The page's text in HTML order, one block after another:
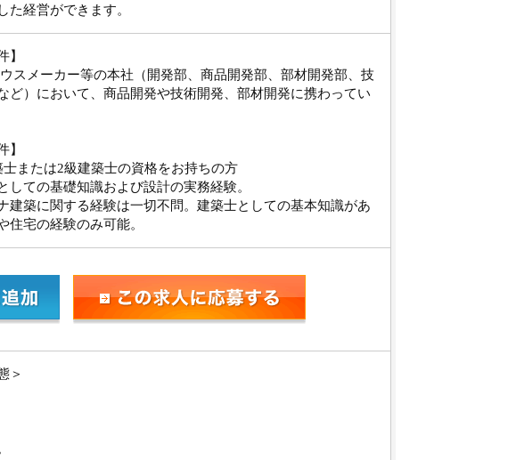
た経営ができます。
】
ウスメーカー等の本社（開発部、商品開発部、部材開発部、技
ど）において、商品開発や技術開発、部材開発に携わってい
】
士または2級建築士の資格をお持ちの方
しての基礎知識および設計の実務経験。
建築に関する経験は一切不問。建築士としての基本知識があ
住宅の経験のみ可能。
＞